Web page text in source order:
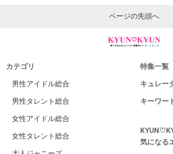
ページの先頭へ
カテゴリ
男性アイドル総合
男性タレント総合
女性アイドル総合
女性タレント総合
特集一覧
キュレー
キーワー
気になる